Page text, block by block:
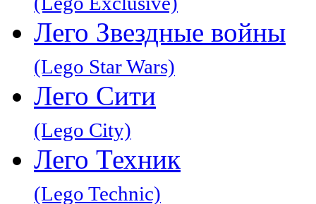
Лего Звeздные войны
(Lego Star Wars)
Лего Сити
(Lego City)
Лего Техник
(Lego Technic)